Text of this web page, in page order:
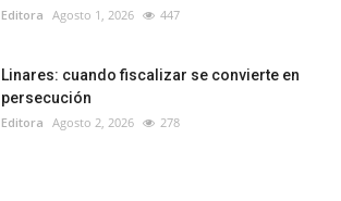
Editora Agosto 1, 2026 447
Linares: cuando fiscalizar se convierte en
persecución
Editora Agosto 2, 2026 278